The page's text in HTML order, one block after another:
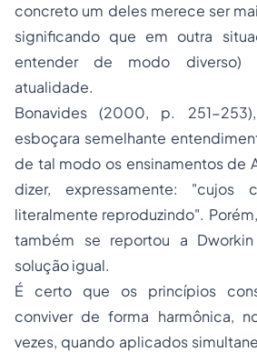
concreto um deles merece ser
significando que em outra
entender de modo diverso)
atualidade.
Bonavides (2000, p. 251-
esboçara semelhante
de tal modo os ensinamentos de
dizer, expressamente: "cujos
literalmente reproduzindo".
também se reportou a
solução igual.
É certo que os princípios
conviver de forma harmônica,
vezes, quando aplicados